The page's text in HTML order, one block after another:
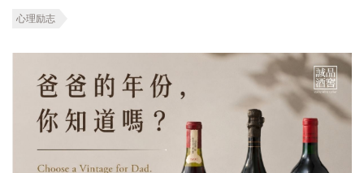
心理励志